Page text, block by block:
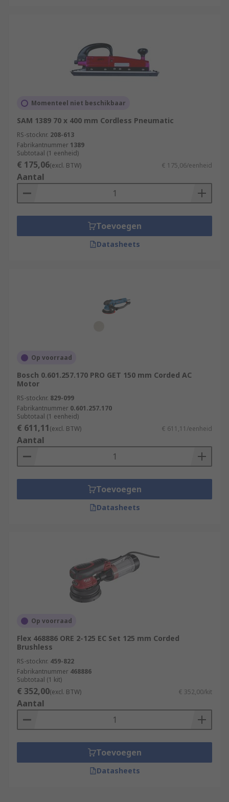
Momenteel niet beschikbaar
SAM 1389 70 x 400 mm Cordless Pneumatic
RS-stocknr. 208-613
Fabrikantnummer 1389
Subtotaal (1 eenheid)
€ 175,06(excl. BTW) € 175,06/eenheid
Aantal
Toevoegen
Datasheets
Op voorraad
Bosch 0.601.257.170 PRO GET 150 mm Corded AC
Motor
RS-stocknr. 829-099
Fabrikantnummer 0.601.257.170
Subtotaal (1 eenheid)
€ 611,11(excl. BTW) € 611,11/eenheid
Aantal
Toevoegen
Datasheets
Op voorraad
Flex 468886 ORE 2-125 EC Set 125 mm Corded
Brushless
RS-stocknr. 459-822
Fabrikantnummer 468886
Subtotaal (1 kit)
€ 352,00(excl. BTW) € 352,00/kit
Aantal
Toevoegen
Datasheets